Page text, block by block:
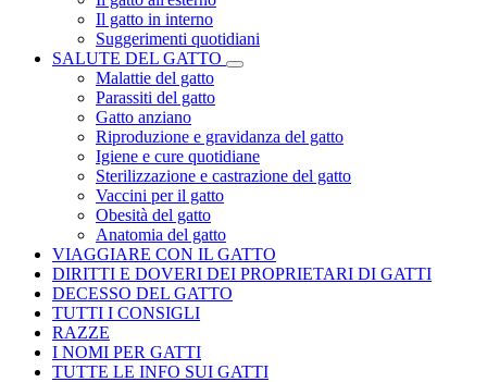
Il gatto in interno
Suggerimenti quotidiani
SALUTE DEL GATTO
Malattie del gatto
Parassiti del gatto
Gatto anziano
Riproduzione e gravidanza del gatto
Igiene e cure quotidiane
Sterilizzazione e castrazione del gatto
Vaccini per il gatto
Obesità del gatto
Anatomia del gatto
VIAGGIARE CON IL GATTO
DIRITTI E DOVERI DEI PROPRIETARI DI GATTI
DECESSO DEL GATTO
TUTTI I CONSIGLI
RAZZE
I NOMI PER GATTI
TUTTE LE INFO SUI GATTI